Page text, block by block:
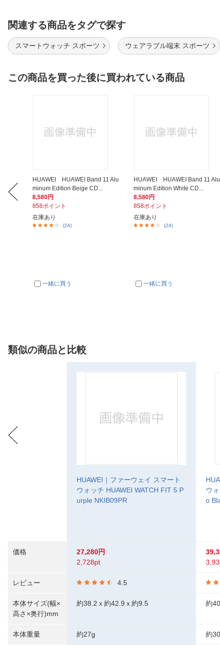
関連する商品をタグで探す
スマートウォッチ スポーツ ウェアラブル端末 スポーツ
この商品を買った後に買われている商品
HUAWEI HUAWEI Band 11 Alu
minum Edition Beige CD...
8,580円
858ポイント
在庫あり
(24)
一緒に買う
HUAWEI HUAWEI Band 11 Alu
minum Edition White CD...
8,580円
858ポイント
在庫あり
(24)
一緒に買う
類似の商品と比較
価格
レビュー
本体サイズ(幅×
高さ×奥行)mm
本体重量
HUAWEI｜ファーウェイ スマート
ウォッチ HUAWEI WATCH FIT 5 P
urple NKIB09PR
27,280円
2,728pt
4.5
約38.2ｘ約42.9ｘ約9.5
約27g
ウ
o
約
約